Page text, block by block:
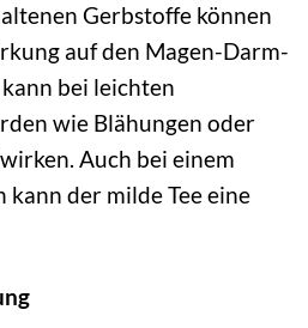
Gerbstoffe können
auf den Magen-Darm-
bei leichten
wie Blähungen oder
Auch bei einem
der milde Tee eine